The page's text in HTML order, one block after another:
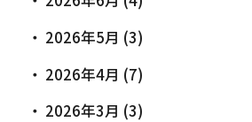
2026年5月 (3)
2026年4月 (7)
2026年3月 (3)